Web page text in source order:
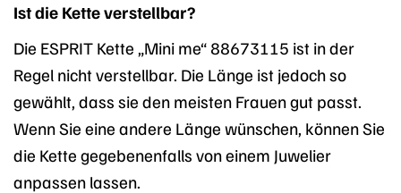
Ist die Kette verstellbar?
Die ESPRIT Kette „Mini me“ 88673115 ist in der
Regel nicht verstellbar. Die Länge ist jedoch so
gewählt, dass sie den meisten Frauen gut passt.
Wenn Sie eine andere Länge wünschen, können Sie
die Kette gegebenenfalls von einem Juwelier
anpassen lassen.